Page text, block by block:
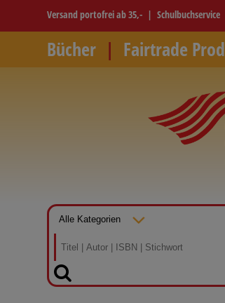
Versand portofrei ab 35,- Schulbuchservice
Bücher Fairtrade